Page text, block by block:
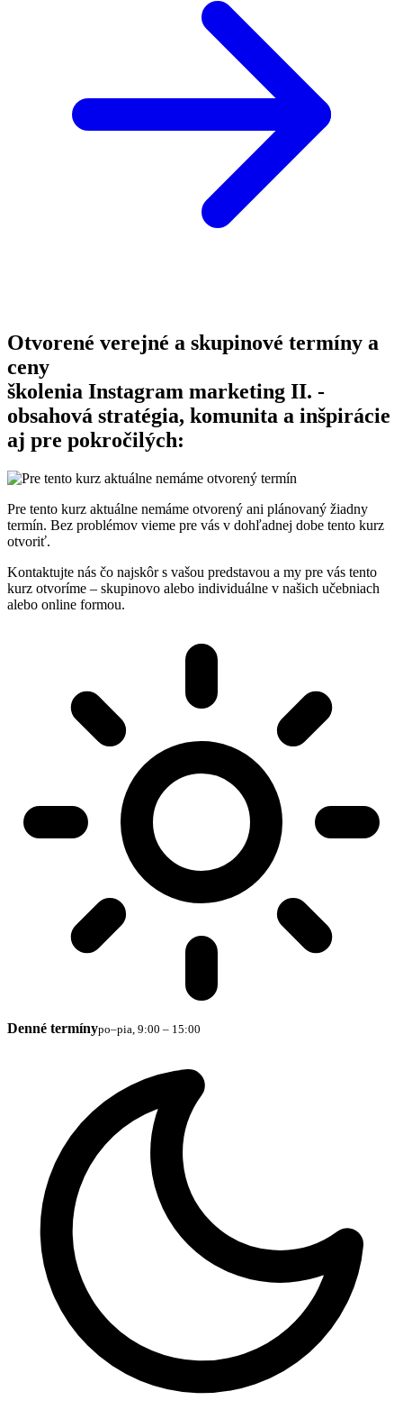
Otvorené verejné a skupinové termíny a
ceny
školenia Instagram marketing II. -
obsahová stratégia, komunita a inšpirácie
aj pre pokročilých:
Pre tento kurz aktuálne nemáme otvorený ani plánovaný žiadny
termín. Bez problémov vieme pre vás v dohľadnej dobe tento kurz
otvoriť.
Kontaktujte nás čo najskôr s vašou predstavou a my pre vás tento
kurz otvoríme – skupinovo alebo individuálne v našich učebniach
alebo online formou.
Denné termínypo–pia, 9:00 – 15:00